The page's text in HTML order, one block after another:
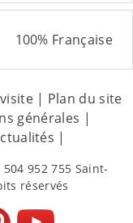
100% Française
| Plan du site
générales |
|
504 952 755 Saint-
réservés